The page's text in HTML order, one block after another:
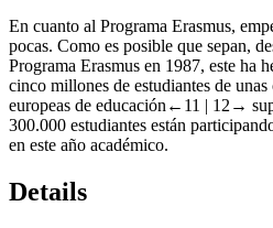
En cuanto al Programa Erasmus,
pocas. Como es posible que sepan,
Programa Erasmus en 1987, este ha
cinco millones de estudiantes de
europeas de educación ←11 | 12→
300.000 estudiantes están
en este año académico.
Details